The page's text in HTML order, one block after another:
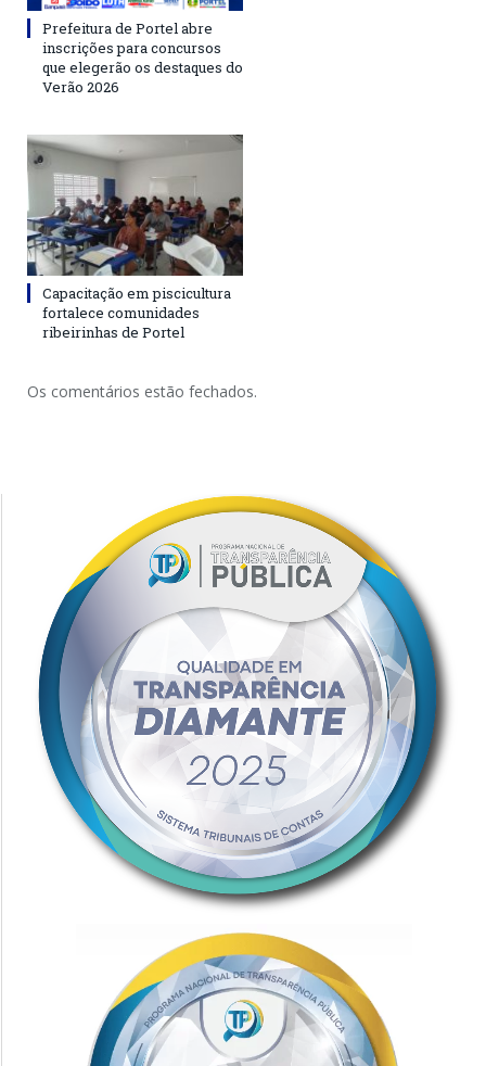
Prefeitura de Portel abre
inscrições para concursos
que elegerão os destaques do
Verão 2026
Capacitação em piscicultura
fortalece comunidades
ribeirinhas de Portel
Os comentários estão fechados.